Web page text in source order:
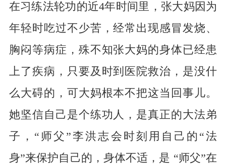
在习练法轮功的近4年时间里，张大妈因为
年轻时吃过不少苦，经常出现感冒发烧、
胸闷等病症，殊不知张大妈的身体已经患
上了疾病，只要及时到医院救治，是没什
么大碍的，可大妈根本不把这当回事儿。
她坚信自己是个练功人，是真正的大法弟
子，“师父”李洪志会时刻用自己的“法
身”来保护自己的，身体不适，是 “师父”在